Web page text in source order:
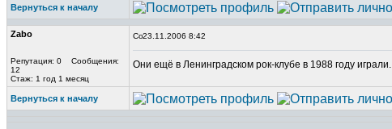
Вернуться к началу
Zabo
Репутация: 0 Сообщения:
12
Стаж: 1 год 1 месяц
23.11.2006 8:42
Они ещё в Ленинградском рок-клубе в 1988 году играли.
Вернуться к началу